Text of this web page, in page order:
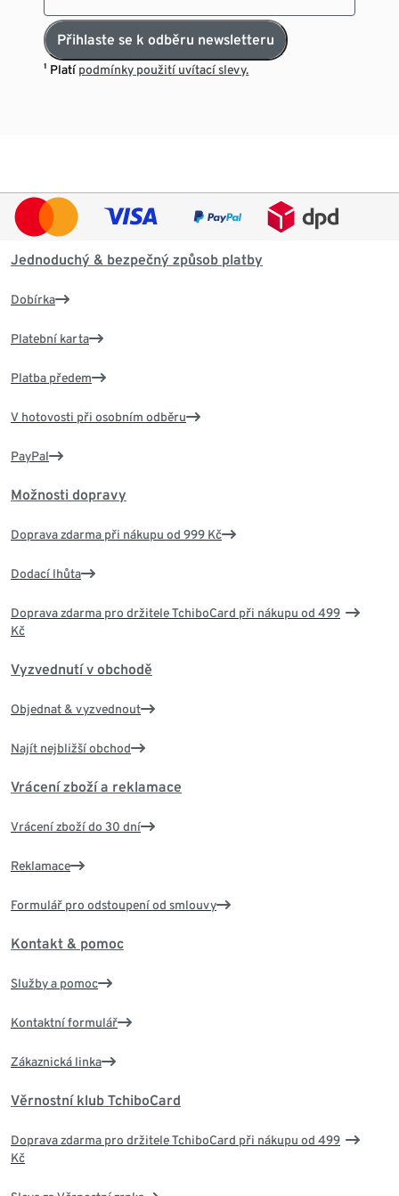
Přihlaste se k odběru newsletteru
¹ Platípodmínky použití uvítací slevy.
Jednoduchý & bezpečný způsob platby
Dobírka
Platební karta
Platba předem
V hotovosti při osobním odběru
PayPal
Možnosti dopravy
Doprava zdarma při nákupu od 999 Kč
Dodací lhůta
Doprava zdarma pro držitele TchiboCard při nákupu od 499
Kč
Vyzvednutí v obchodě
Objednat & vyzvednout
Najít nejbližší obchod
Vrácení zboží a reklamace
Vrácení zboží do 30 dní
Reklamace
Formulář pro odstoupení od smlouvy
Kontakt & pomoc
Služby a pomoc
Kontaktní formulář
Zákaznická linka
Věrnostní klub TchiboCard
Doprava zdarma pro držitele TchiboCard při nákupu od 499
Kč